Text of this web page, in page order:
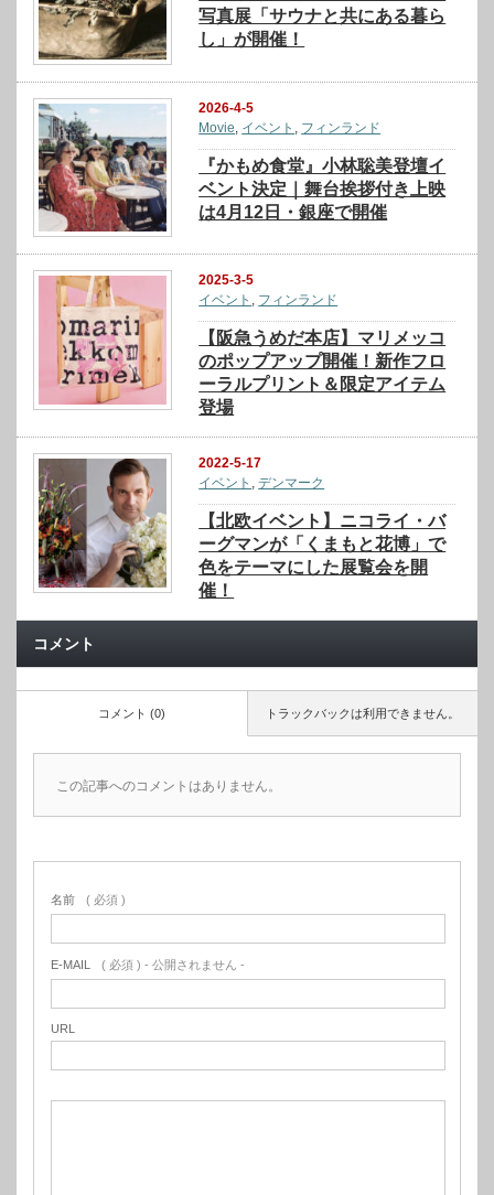
写真展「サウナと共にある暮ら
し」が開催！
2026-4-5
Movie イベント フィンランド
『かもめ食堂』小林聡美登壇イ
ベント決定｜舞台挨拶付き上映
は4月12日・銀座で開催
2025-3-5
イベント , フィンランド
【阪急うめだ本店】マリメッコ
のポップアップ開催！新作フロ
ーラルプリント＆限定アイテム
登場
2022-5-17
イベント ,デンマーク
【北欧イベント】ニコライ・バ
ーグマンが「くまもと花博」で
色をテーマにした展覧会を開
催！
コメント
トラックバックは利用できません。
コメント (0)
この記事へのコメントはありません。
名前 ( 必須 )
E-MAIL ( 必須 ) - 公開されません -
URL